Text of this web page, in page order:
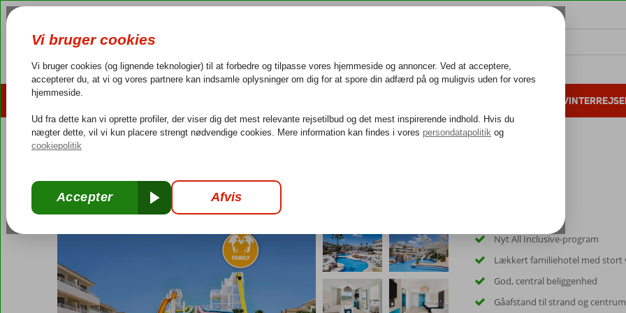
4,3/5 på Trustpilot Dansk guideservice 40.000 danske gæster i 2025 25 års erfaring
Fergus Club Mallorca Waterpark
Morgenmad -Hotel
Nyt All Inclusive-program
Lækkert familiehotel med stort
God, central beliggenhed
Gåafstand til strand og centrum